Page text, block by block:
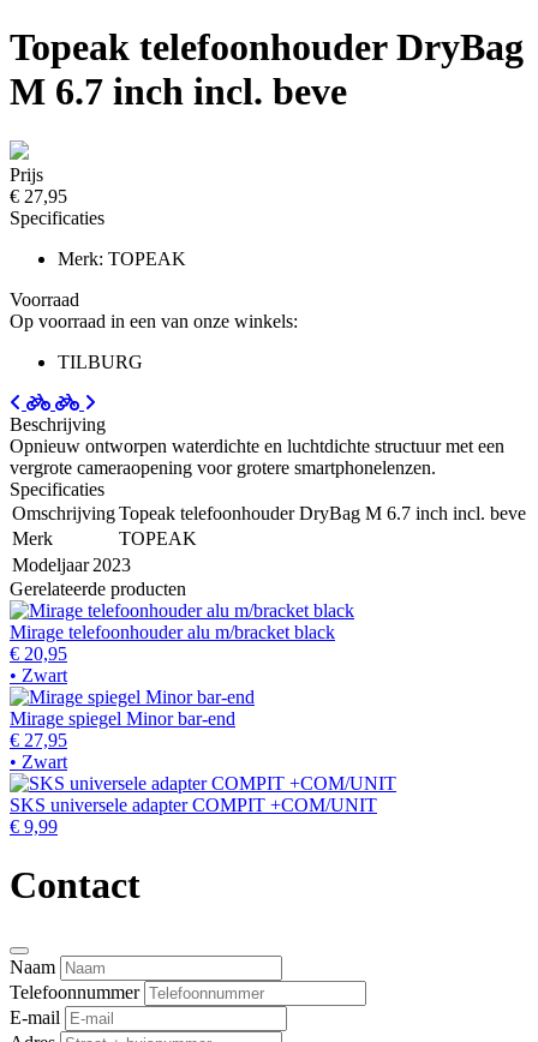
Topeak telefoonhouder DryBag
M 6.7 inch incl. beve
Prijs
€ 27,95
Specificaties
Merk: TOPEAK
Voorraad
Op voorraad in een van onze winkels:
TILBURG
Beschrijving
Opnieuw ontworpen waterdichte en luchtdichte structuur met een
vergrote cameraopening voor grotere smartphonelenzen.
Specificaties
OmschrijvingTopeak telefoonhouder DryBag M 6.7 inch incl. beve
Merk
TOPEAK
Modeljaar 2023
Gerelateerde producten
Mirage telefoonhouder alu m/bracket black
€ 20,95
• Zwart
Mirage spiegel Minor bar-end
€ 27,95
• Zwart
SKS universele adapter COMPIT +COM/UNIT
€ 9,99
Contact
Naam
Telefoonnummer
E-mail